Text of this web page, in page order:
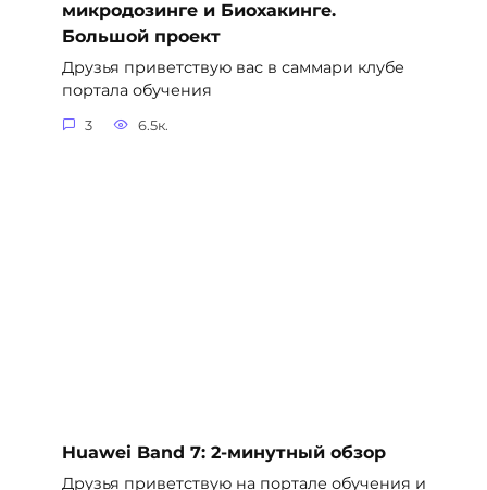
микродозинге и Биохакинге.
Большой проект
Друзья приветствую вас в саммари клубе
портала обучения
3 6.5к.
Huawei Band 7: 2-минутный обзор
Друзья приветствую на портале обучения и